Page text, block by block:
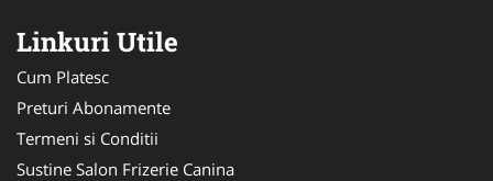
Linkuri Utile
Cum Platesc
Preturi Abonamente
Termeni si Conditii
Sustine Salon Frizerie Canina